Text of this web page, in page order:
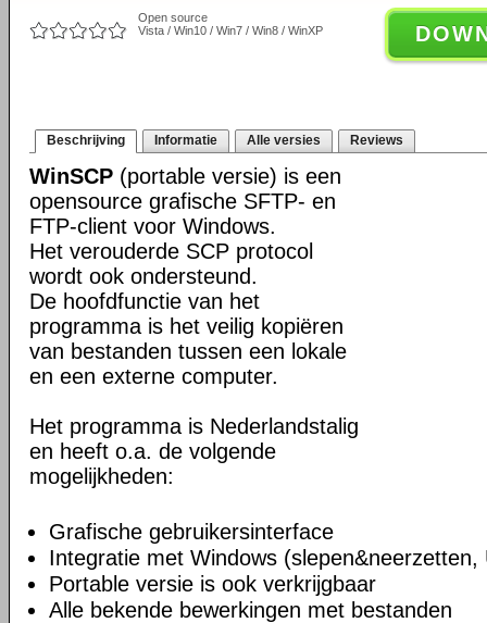
Open source
Vista / Win10 / Win7 / Win8 / WinXP
Beschrijving Informatie Alle versies Reviews
WinSCP (portable versie) is een
opensource grafische SFTP- en
FTP-client voor Windows.
Het verouderde SCP protocol
wordt ook ondersteund.
De hoofdfunctie van het
programma is het veilig kopiëren
van bestanden tussen een lokale
en een externe computer.
Het programma is Nederlandstalig
en heeft o.a. de volgende
mogelijkheden:
Grafische gebruikersinterface
Integratie met Windows (slepen&neerzetten,
Portable versie is ook verkrijgbaar
Alle bekende bewerkingen met bestanden